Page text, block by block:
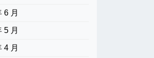
6 月
5 月
4 月